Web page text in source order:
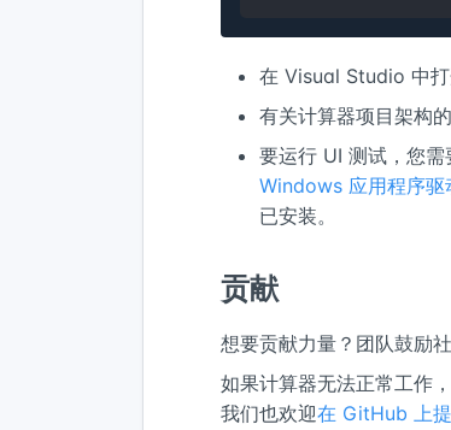
在 Visual Studio 中
有关计算器项目架构
要运行 UI 测试，您需
Windows 应用程序
已安装。
贡献
想要贡献力量？团队鼓励
如果计算器无法正常工作
我们也欢迎在 GitHub 上